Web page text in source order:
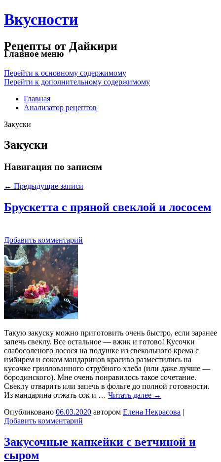
Вкусности
Рецепты от Дайкири
Главное меню
Перейти к основному содержимому
Перейти к дополнительному содержимому
Главная
Анализатор рецептов
Закуски
Закуски
Навигация по записям
← Предыдущие записи
Брускетта с пряной свеклой и лососем
Добавить комментарий
Такую закуску можно приготовить очень быстро, если заранее
запечь свеклу. Все остальное — вжик и готово! Кусочки
слабосоленого лосося на подушке из свекольного крема с
имбирем и соком мандаринов красиво разместились на
кусочке гриллованного отрубного хлеба (или даже лучше —
бородинского). Мне очень понравилось такое сочетание.
Свеклу отварить или запечь в фольге до полной готовности.
Из мандарина отжать сок и … Читать далее →
Опубликовано 06.03.2020 автором Елена Некрасова |
Добавить комментарий
Закусочные капкейки с ветчиной и
сыром